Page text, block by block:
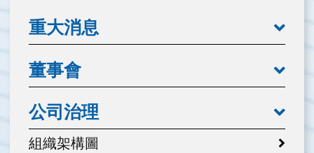
重大消息
董事會
公司治理
組織架構圖